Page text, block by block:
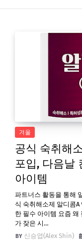
겨울
공식 숙취해
포입, 다음날
아이템
파트너스 활동을 통해
식 숙취해소제 알디콤
한 필수 아이템 요즘 왜
가 잦은 시…
신승엽(Alex Shin)